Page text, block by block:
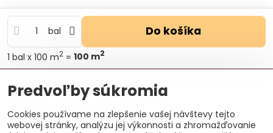
bal Do košíka
1 bal x 100 m2 = 100 m2
Otázka k produktu
Doručenia
Výrobca:
ISOVER Saint-Gobain
Predvoľby súkromia
Cookies používame na zlepšenie vašej návštevy tejto
webovej stránky, analýzu jej výkonnosti a zhromažďovanie